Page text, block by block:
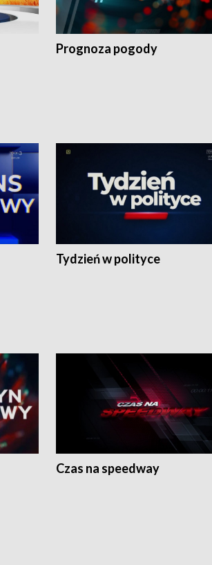
Prognoza pogody
Tydzień w polityce
Czas na speedway